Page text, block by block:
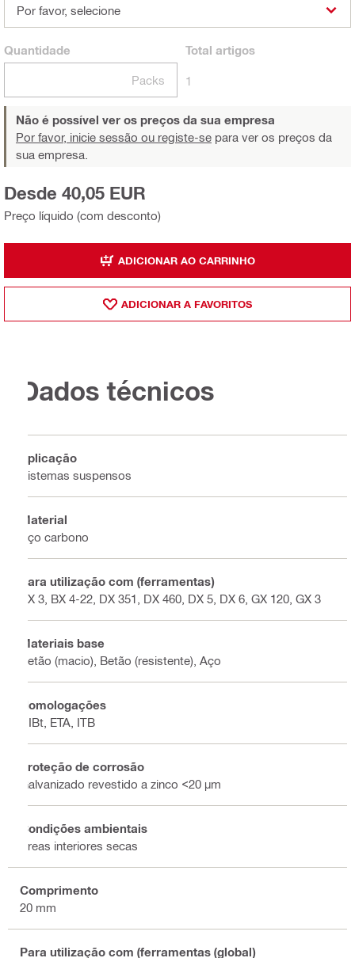
Por favor, selecione
Quantidade
Packs
Total artigos
1
Não é possível ver os preços da sua empresa
Por favor, inicie sessão ou registe-se para ver os preços da
sua empresa.
Preço líquido (com desconto)
Desde 40,05 EUR
ADICIONAR AO CARRINHO
ADICIONAR A FAVORITOS
Dados técnicos
Aplicação
Sistemas suspensos
Material
Aço carbono
Para utilização com (ferramentas)
BX 3, BX 4-22, DX 351, DX 460, DX 5, DX 6, GX 120, GX 3
Materiais base
Betão (macio), Betão (resistente), Aço
Homologações
DIBt, ETA, ITB
Proteção de corrosão
Galvanizado revestido a zinco <20 µm
Condições ambientais
Áreas interiores secas
Comprimento
20 mm
Para utilização com (ferramentas (global)